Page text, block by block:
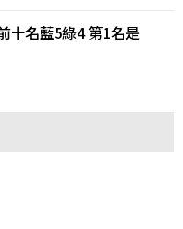
十名藍5綠4 第1名是